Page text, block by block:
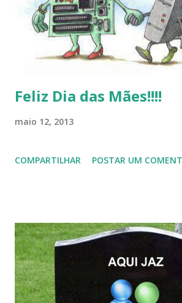
Feliz Dia das Mães!!!!
maio 12, 2013
COMPARTILHAR POSTAR UM